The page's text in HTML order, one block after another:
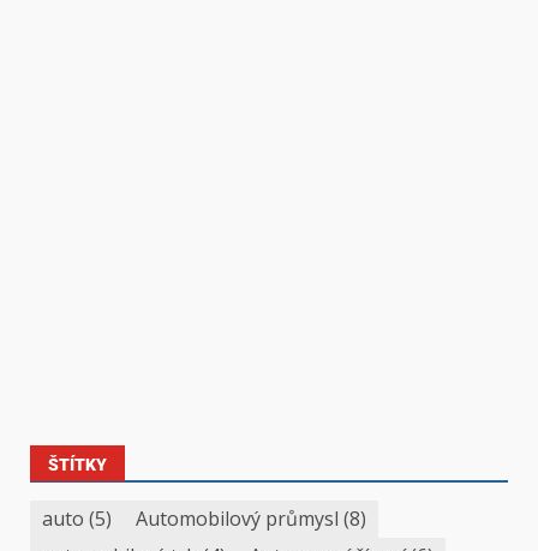
ŠTÍTKY
auto (5) Automobilový průmysl (8)